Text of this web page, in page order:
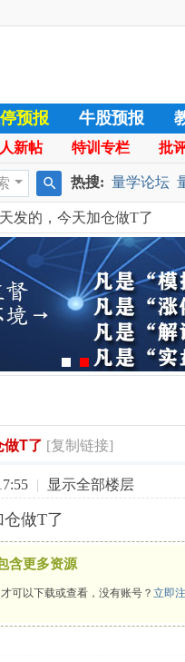
预报 牛股预报
特训专栏 日志
新帖 特训专栏 批
搜
索
热搜: 量学论坛
暴涨选股公式
发的，今天加仓做T了
做T了 [复制链接]
| 显示全部楼层
做T了
含更多资源
才可以下载或查看，没有账号？立即